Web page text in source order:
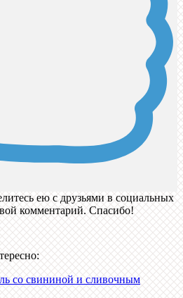
ею с друзьями в социальных
комментарий. Спасибо!